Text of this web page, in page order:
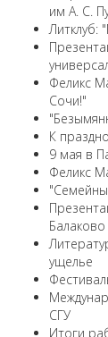
им А. С.
Литклуб:
Феликс
Сочи!"
К
9 мая в
Феликс
Балаково
ущелье
СГУ
Итоги